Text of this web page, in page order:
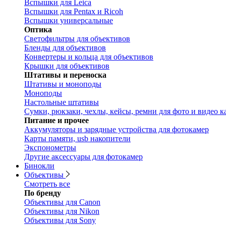
Вспышки для Leica
Вспышки для Pentax и Ricoh
Вспышки универсальные
Оптика
Светофильтры для объективов
Бленды для объективов
Конвертеры и кольца для объективов
Крышки для объективов
Штативы и переноска
Штативы и моноподы
Моноподы
Настольные штативы
Сумки, рюкзаки, чехлы, кейсы, ремни для фото и видео
Питание и прочее
Аккумуляторы и зарядные устройства для фотокамер
Карты памяти, usb накопители
Экспонометры
Другие аксессуары для фотокамер
Бинокли
Объективы
Смотреть все
По бренду
Объективы для Canon
Объективы для Nikon
Объективы для Sony